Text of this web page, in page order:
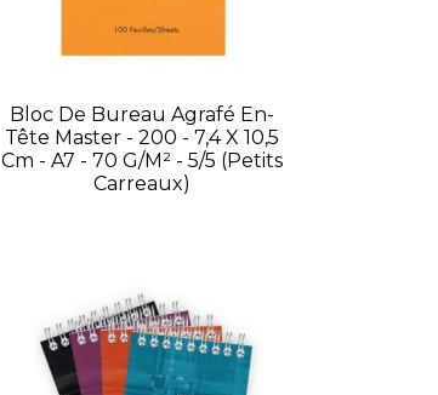
Bloc De Bureau Agrafé En-
Tête Master - 200 - 7,4 X 10,5
Cm - A7 - 70 G/m² - 5/5 (petits
Carreaux)